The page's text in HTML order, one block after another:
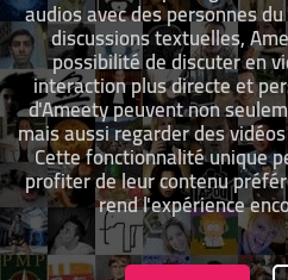
audios avec des personnes
discussions textuelles,
possibilité de discuter en
interaction plus directe et
d'Ameety peuvent non
mais aussi regarder des
Cette fonctionnalité unique
profiter de leur contenu
rend l'expérience